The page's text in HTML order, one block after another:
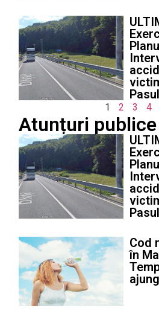
1 2 3 4
Atunțuri publice
Cod
în